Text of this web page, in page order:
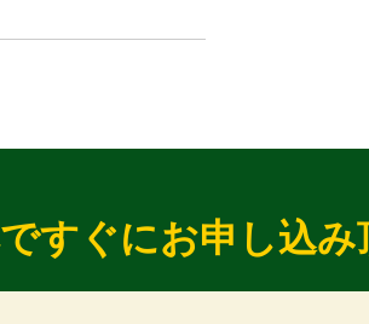
すぐにお申し込み